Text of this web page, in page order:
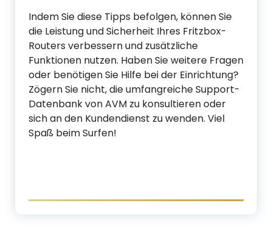
Indem Sie diese Tipps befolgen, können Sie
die Leistung und Sicherheit Ihres Fritzbox-
Routers verbessern und zusätzliche
Funktionen nutzen. Haben Sie weitere Fragen
oder benötigen Sie Hilfe bei der Einrichtung?
Zögern Sie nicht, die umfangreiche Support-
Datenbank von AVM zu konsultieren oder
sich an den Kundendienst zu wenden. Viel
Spaß beim Surfen!